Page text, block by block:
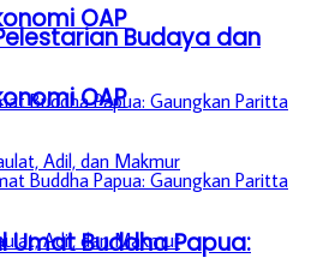
OAP
Umat Buddha Papua:
Budaya dan
OAP